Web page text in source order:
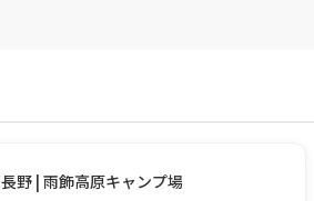
長野 | 雨飾高原キャンプ場